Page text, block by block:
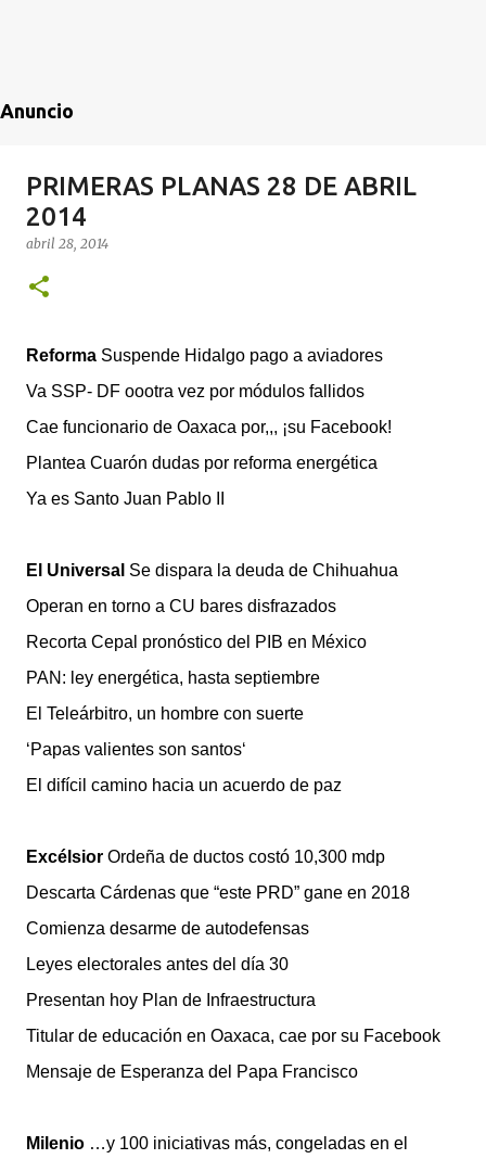
Anuncio
PRIMERAS PLANAS 28 DE ABRIL
2014
abril 28, 2014
Reforma Suspende Hidalgo pago a aviadores
Va SSP- DF oootra vez por módulos fallidos
Cae funcionario de Oaxaca por,,, ¡su Facebook!
Plantea Cuarón dudas por reforma energética
Ya es Santo Juan Pablo II
El Universal Se dispara la deuda de Chihuahua
Operan en torno a CU bares disfrazados
Recorta Cepal pronóstico del PIB en México
PAN: ley energética, hasta septiembre
El Teleárbitro, un hombre con suerte
‘Papas valientes son santos‘
El difícil camino hacia un acuerdo de paz
Excélsior Ordeña de ductos costó 10,300 mdp
Descarta Cárdenas que “este PRD” gane en 2018
Comienza desarme de autodefensas
Leyes electorales antes del día 30
Presentan hoy Plan de Infraestructura
Titular de educación en Oaxaca, cae por su Facebook
Mensaje de Esperanza del Papa Francisco
Milenio …y 100 iniciativas más, congeladas en el